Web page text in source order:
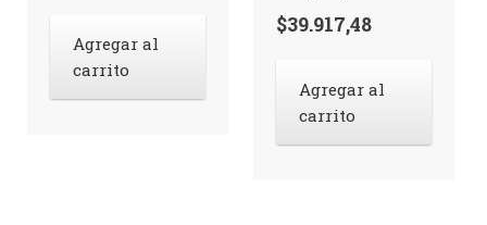
Agregar al
carrito
$39.917,48
Agregar al
carrito